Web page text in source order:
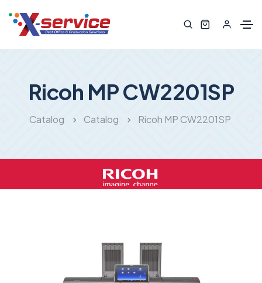
Ricoh MP CW2201SP
Catalog Catalog Ricoh MP CW2201SP